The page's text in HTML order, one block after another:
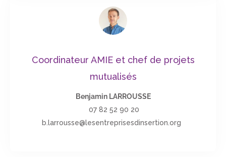
Coordinateur AMIE et chef de projets
mutualisés
Benjamin LARROUSSE
07 82 52 90 20
b.larrousse@lesentreprisesdinsertion.org